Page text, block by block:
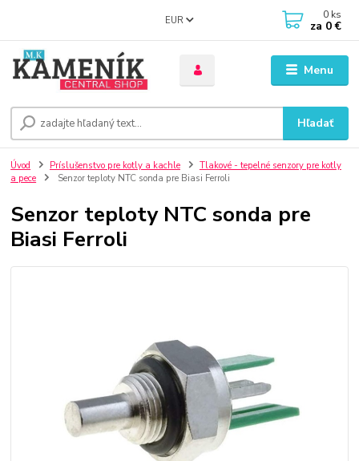
Menu
EUR
Hľadať
0 ks
za 0 €
Úvod Príslušenstvo pre kotly a kachle
Tlakové - tepelné senzory pre kotly
a pece
Senzor teploty NTC sonda pre Biasi Ferroli
Senzor teploty NTC sonda pre
Biasi Ferroli